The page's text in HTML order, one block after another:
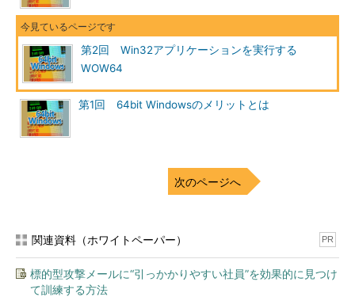
エミュレーション用に用意された特別なDLLを経由して64bitの
OSカーネルへ渡される。
DLL 用途
NTOSKRNL.EXEへの中継を行うサンク（呼び出し）が含
ホストCPUの抽象化を行うためのライブラリ。32bitモー
う
れ64bitのNTDLL.DLLが呼び出される。USER32.DLLや
GDI32.DLLなども同様
第2回 Win32アプリケーションを実行する
WOW64
第1回 64bit Windowsのメリットとは
次のページへ
関連資料（ホワイトペーパー） PR
標的型攻撃メールに“引っかかりやすい社員”を効果的に見つけ
て訓練する方法